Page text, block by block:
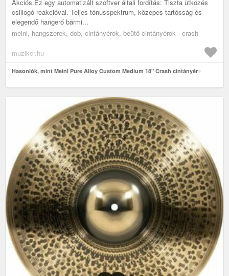
Akciós.Ez egy automatizált szoftver általi fordítás: Tiszta ütközés
csillogó reakcióval. Teljes tónusspektrum, közepes tartósság és
elegendő hangerő bármi...
meinl, hangszerek, dob, cintányérok, beütő cintányérok - crash
muziker.hu
Hasonlók, mint Meinl Pure Alloy Custom Medium 18" Crash cintányér